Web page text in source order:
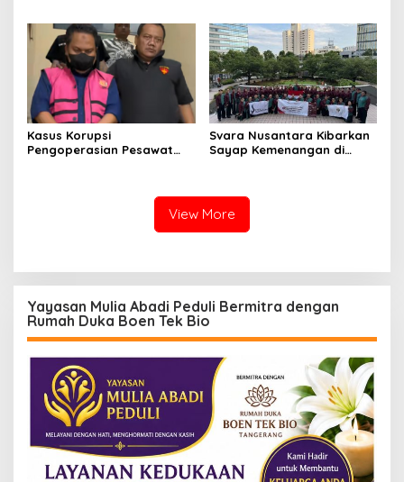
23
Sentuhan Kemanusiaan dan
Keberlanjutan
Kasus Korupsi
Pengoperasian Pesawat
Svara Nusantara Kibarkan
Sayap Kemenangan di
View More
Yayasan Mulia Abadi Peduli Bermitra dengan
Rumah Duka Boen Tek Bio